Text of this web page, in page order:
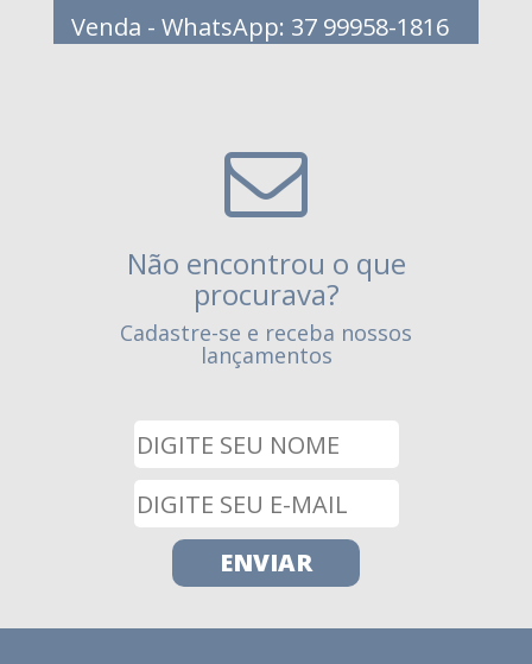
Venda - WhatsApp: 37 99958-1816
Não encontrou o que
procurava?
Cadastre-se e receba nossos
lançamentos